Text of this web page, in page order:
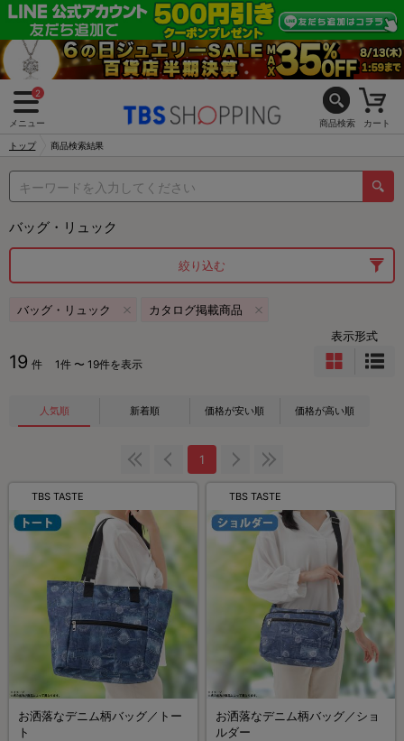
2
メニュー 商品検索 カート
トップ 商品検索結果
バッグ・リュック
絞り込む
バッグ・リュック カタログ掲載商品
19 件 1件 〜 19件を表示
表示形式
人気順 新着順 価格が安い順 価格が高い順
1
TBS TASTE
お洒落なデニム柄バッグ／トー
ト
TBS TASTE
お洒落なデニム柄バッグ／ショ
ルダー